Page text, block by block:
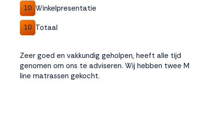
10 Winkelpresentatie
10 Totaal
Zeer goed en vakkundig geholpen, heeft alle tijd
genomen om ons te adviseren. Wij hebben twee M
line matrassen gekocht.